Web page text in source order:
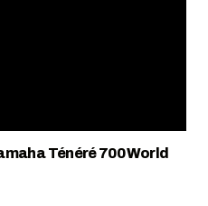
Ténéré 700 World